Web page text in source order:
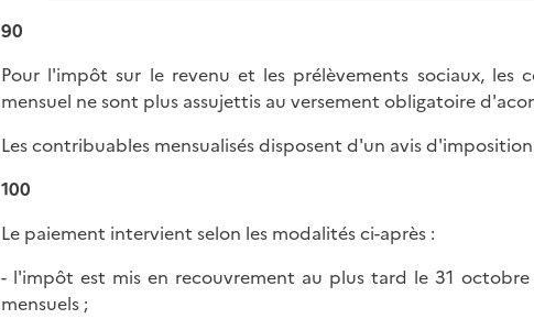
90
Pour l'impôt sur le revenu et les prélèvements sociaux,
mensuel ne sont plus assujettis au versement obligatoire
Les contribuables mensualisés disposent d'un avis
100
Le paiement intervient selon les modalités ci-après :
- l'impôt est mis en recouvrement au plus tard le 31
mensuels ;